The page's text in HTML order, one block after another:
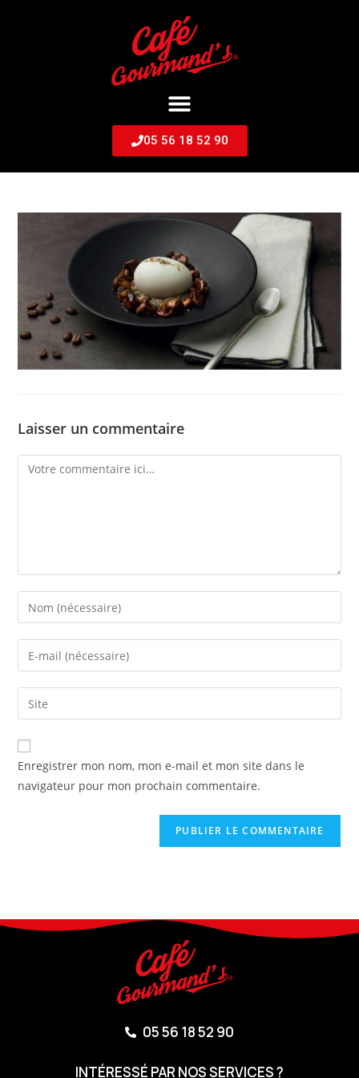
05 56 18 52 90
Laisser un commentaire
Enregistrer mon nom, mon e-mail et mon site dans le
navigateur pour mon prochain commentaire.
05 56 18 52 90
INTÉRESSÉ PAR NOS SERVICES ?